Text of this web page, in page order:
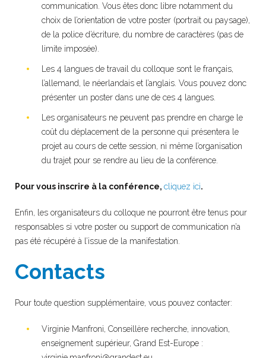
communication. Vous êtes donc libre notamment du
choix de l’orientation de votre poster (portrait ou paysage),
de la police d’écriture, du nombre de caractères (pas de
limite imposée).
Les 4 langues de travail du colloque sont le français,
l’allemand, le néerlandais et l’anglais. Vous pouvez donc
présenter un poster dans une de ces 4 langues.
Les organisateurs ne peuvent pas prendre en charge le
coût du déplacement de la personne qui présentera le
projet au cours de cette session, ni même l’organisation
du trajet pour se rendre au lieu de la conférence.
Pour vous inscrire à la conférence, cliquez ici.
Enfin, les organisateurs du colloque ne pourront être tenus pour
responsables si votre poster ou support de communication n’a
pas été récupéré à l’issue de la manifestation.
Contacts
Pour toute question supplémentaire, vous pouvez contacter:
Virginie Manfroni, Conseillère recherche, innovation,
enseignement supérieur, Grand Est-Europe :